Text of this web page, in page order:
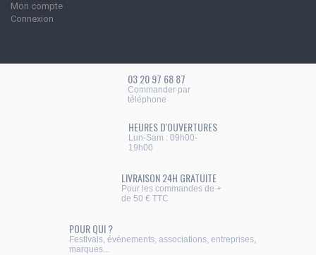
Mon compte
Connexion
03 20 97 68 87
Commander par
téléphone
HEURES D'OUVERTURES
Lun-Sam : 09h00-
19h00
LIVRAISON 24H GRATUITE
Pour les commandes de +
de 50 € TTC
POUR QUI ?
Festivals, événements, associations, entreprises,
marques...